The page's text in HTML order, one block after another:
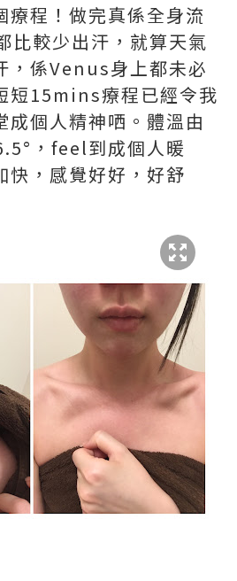
療程！做完真係全身流
比較少出汗，就算天氣
，係Venus身上都未必
短15mins療程已經令我
成個人精神哂。體溫由
，feel到成個人暖
快，感覺好好，好舒